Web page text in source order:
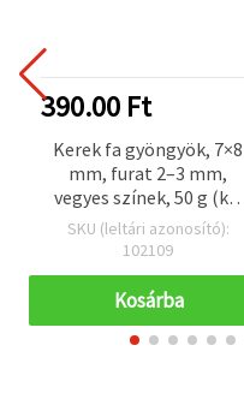
390.00 Ft
Kerek fa gyöngyök, 7×8
mm, furat 2–3 mm,
vegyes színek, 50 g (kb.
300 db)
SKU (leltári azonosító):
102109
Kosárba